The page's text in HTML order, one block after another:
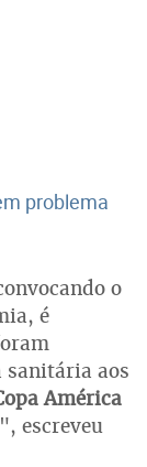
problema
o
é
sanitária aos
América
escreveu